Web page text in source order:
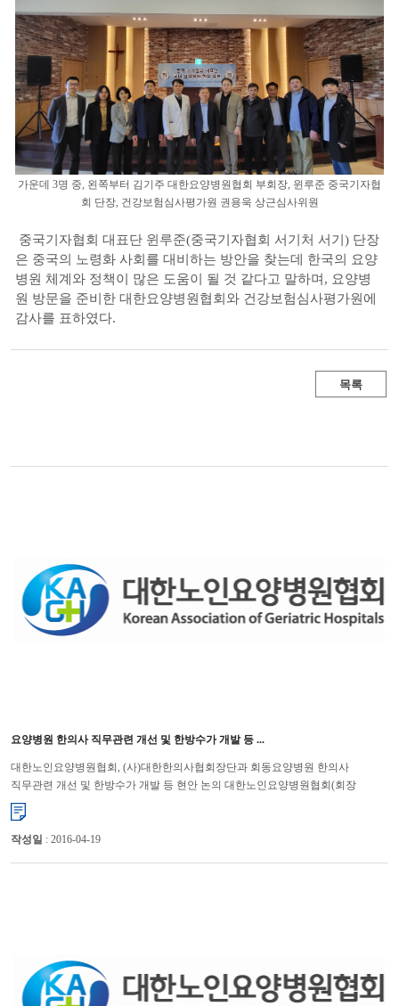
가운데 3명 중, 왼쪽부터 김기주 대한요양병원협회 부회장, 윈루준 중국기자협
회 단장, 건강보험심사평가원 권용욱 상근심사위원
중국기자협회 대표단 윈루준(중국기자협회 서기처 서기) 단장
은 중국의 노령화 사회를 대비하는 방안을 찾는데 한국의 요양
병원 체계와 정책이 많은 도움이 될 것 같다고 말하며, 요양병
원 방문을 준비한 대한요양병원협회와 건강보험심사평가원에
감사를 표하였다.
목록
요양병원 한의사 직무관련 개선 및 한방수가 개발 등 ...
대한노인요양병원협회, (사)대한한의사협회장단과 회동요양병원 한의사
직무관련 개선 및 한방수가 개발 등 현안 논의 대한노인요양병원협회(회장
윤해영)와 (사)대한한의사협회(회장 김필건)는 11월 21일(목)에 ...
작성일 : 2016-04-19